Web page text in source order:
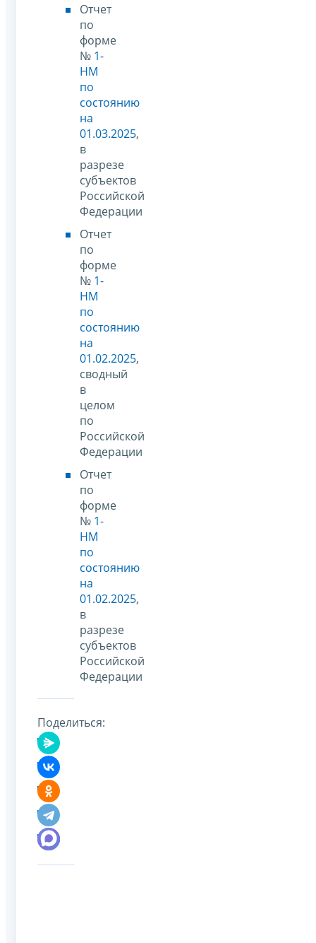
Отчет
по
форме
№ 1-
НМ
по
состоянию
на
01.03.2025,
в
разрезе
субъектов
Российской
Федерации
Отчет
по
форме
№ 1-
НМ
по
состоянию
на
01.02.2025,
сводный
в
целом
по
Российской
Федерации
Отчет
по
форме
№ 1-
НМ
по
состоянию
на
01.02.2025,
в
разрезе
субъектов
Российской
Федерации
Поделиться: